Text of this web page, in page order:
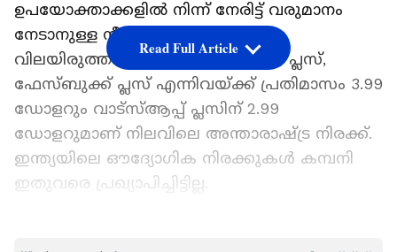
ഉപയോക്താക്കളിൽ നിന്ന് നേരിട്ട് വരുമാനം
നേടാനുള്ള നീക്കമായാണ് ഇത്
വിലയിരുത്തപ്പെടുന്നത്. ഇൻസ്റ്റഗ്രാം പ്ലസ്,
ഫേസ്ബുക്ക് പ്ലസ് എന്നിവയ്ക്ക് പ്രതിമാസം 3.99
ഡോളറും വാട്‌സ്ആപ്പ് പ്ലസിന് 2.99
ഡോളറുമാണ് നിലവിലെ അന്താരാഷ്ട്ര നിരക്ക്.
ഇന്ത്യയിലെ ഔദ്യോഗിക നിരക്കുകൾ കമ്പനി
ഇതുവരെ പ്രഖ്യാപിച്ചിട്ടില്ല.
Read Full Article